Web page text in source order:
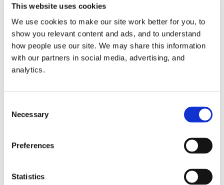
This website uses cookies
We use cookies to make our site work better for you, to
show you relevant content and ads, and to understand
how people use our site. We may share this information
with our partners in social media, advertising, and
analytics.
Selection
Necessary
Preferences
Statistics
Fysisk belastning som medvirker til at huden
gnides og strækkes
Stramtsiddende tøj
Det skal understreges, at tilstanden ikke skyldes
Hvilke behandlingsmuligheder
Der er på nuværende tidspunkt flere forskellige
behandlingsformer for HS, herunder medicinske og
kirurgiske. Man kan selv prøve at mindske generne